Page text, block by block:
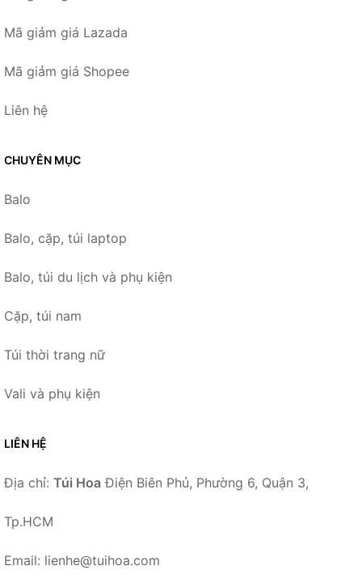
Mã giảm giá Lazada
Mã giảm giá Shopee
Liên hệ
CHUYÊN MỤC
Balo
Balo, cặp, túi laptop
Balo, túi du lịch và phụ kiện
Cặp, túi nam
Túi thời trang nữ
Vali và phụ kiện
LIÊN HỆ
Địa chỉ: Túi Hoa Điện Biên Phủ, Phường 6, Quận 3,
Tp.HCM
Email: lienhe@tuihoa.com